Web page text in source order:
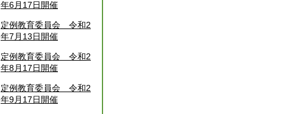
年6月17日開催
定例教育委員会 令和2
年7月13日開催
定例教育委員会 令和2
年8月17日開催
定例教育委員会 令和2
年9月17日開催